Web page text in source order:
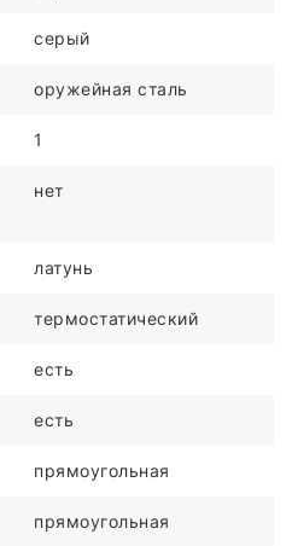
серый
оружейная сталь
1
нет
латунь
термостатический
есть
есть
прямоугольная
прямоугольная